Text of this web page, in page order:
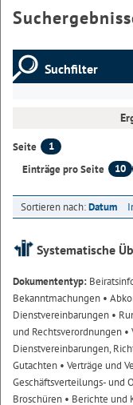
Suchfilter
Seite
1
Einträge pro Seite
10
Sortieren nach:Datum
Systematische
Dokumententyp:
Bekanntmachungen •
Dienstvereinbarungen •
und Rechtsverordnungen •
Dienstvereinbarungen,
Gutachten • Verträge und
Geschäftsverteilungs- und
Broschüren • Berichte und